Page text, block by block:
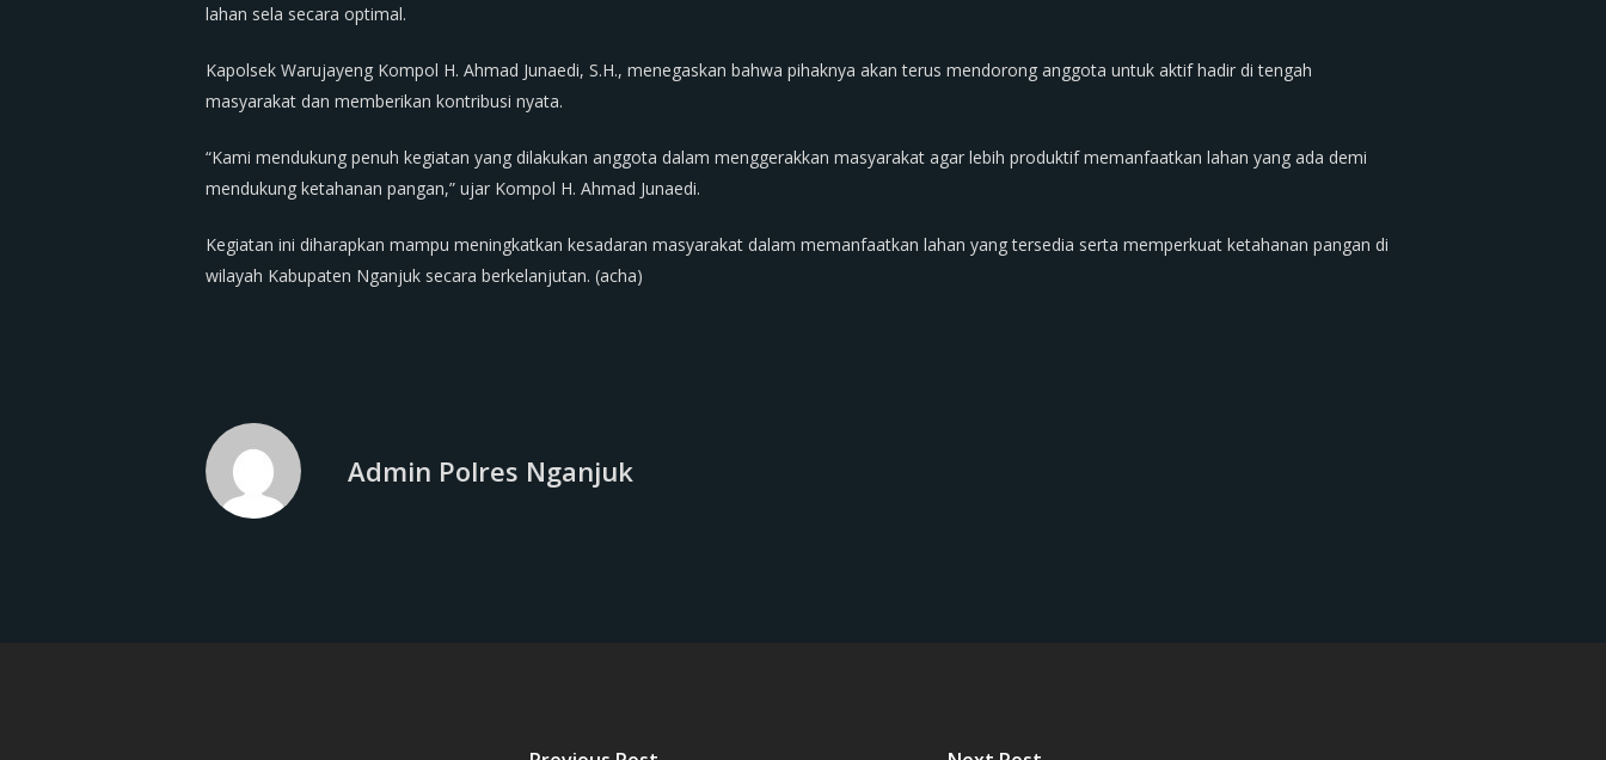
lahan sela secara optimal.
Kapolsek Warujayeng Kompol H. Ahmad Junaedi, S.H., menegaskan bahwa pihaknya akan terus mendorong anggota untuk aktif hadir di tengah
masyarakat dan memberikan kontribusi nyata.
“Kami mendukung penuh kegiatan yang dilakukan anggota dalam menggerakkan masyarakat agar lebih produktif memanfaatkan lahan yang ada demi
mendukung ketahanan pangan,” ujar Kompol H. Ahmad Junaedi.
Kegiatan ini diharapkan mampu meningkatkan kesadaran masyarakat dalam memanfaatkan lahan yang tersedia serta memperkuat ketahanan pangan di
wilayah Kabupaten Nganjuk secara berkelanjutan. (acha)
Admin Polres Nganjuk